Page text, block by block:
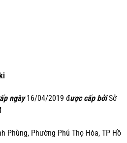
ngày16/04/2019 được cấp bởiSở
Phùng, Phường Phú Thọ Hòa, TP Hồ